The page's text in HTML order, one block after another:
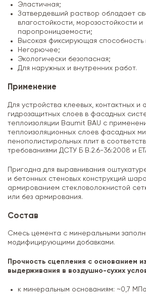
Эластичная;
Затвердевший раствор обладает
влагостойкости, морозостойкости и
паропроницаемости;
Высокая фиксирующая способность
Негорючее;
Экологически безопасная;
Для наружных и внутренних работ.
Применение
Для устройства клеевых, контактных и
гидрозащитных слоев в фасадных
теплоизоляции Baumit BAU с
теплоизоляционных слоев фасадных
пенополистирольных плит в
требованиями ДСТУ Б В.2.6-36:2008 и
Пригодна для выравнивания
и бетонных стеновых конструкций
армированием стекловолокнистой
или без армирования.
Состав
Смесь цемента с минеральными
модифицирующими добавками.
Прочность сцепления с основанием
выдерживания в воздушно-сухих
к минеральным основаниям: ~0,7